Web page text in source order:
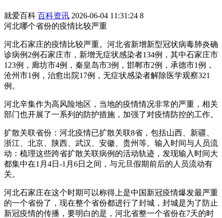
就爱百科 百科资讯 2026-06-04 11:31:24 8
河北哪个省份的疫情比较严重
河北石家庄的疫情比较严重。河北省新增新型冠状病毒肺炎确
诊病例2例石家庄市，新增无症状感染者134例，其中石家庄市
123例，廊坊市4例，秦皇岛市3例，邯郸市2例，承德市1例，
沧州市1例，治愈出院17例，无症状感染者解除医学观察321
例。
河北辛集作为高风险地区，当地的疫情情况非常的严重，相关
部门也开展了一系列的防护措施，加强了对疫情防控的工作。
扩散关联省份：河北疫情已扩散关联8省，包括山西、新疆、
浙江、北京、陕西、武汉、安徽、贵州等。输入时间与人员流
动：梳理这些跨省扩散关联病例的活动轨迹，发现输入时间大
都集中在1月4日-1月6日之间，与元旦假期前后的人员流动有
关。
河北石家庄在这个时期可以称得上是中国新冠疫情爆发最严重
的一个省份了，现在整个省份都进行了封城，封城是为了防止
新冠疫情的传播，要明白的是，河北省整一个省份在7天的时